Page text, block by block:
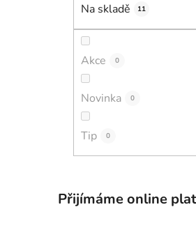
Na skladě 11
Akce 0
Novinka 0
Tip 0
Přijímáme online